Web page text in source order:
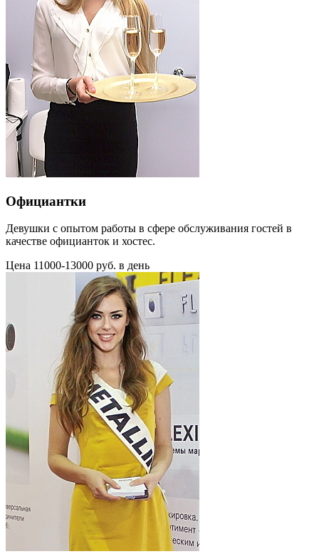
Официантки
Девушки с опытом работы в сфере обслуживания гостей в
качестве официанток и хостес.
Цена 11000-13000 руб. в день